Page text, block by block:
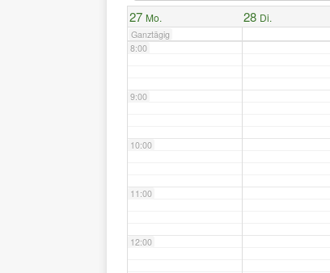
27 Mo. 28 Di.
Ganztägig
8:00
9:00
10:00
11:00
12:00